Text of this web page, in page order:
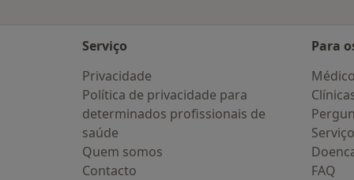
Serviço
Privacidade
Política de privacidade para
determinados profissionais de
saúde
Quem somos
Contacto
Para
FAQ